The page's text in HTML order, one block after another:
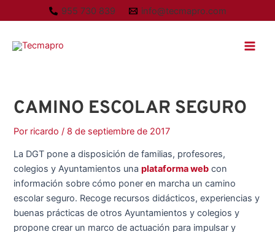
al
955 730 839 info@tecmapro.com
CAMINO ESCOLAR SEGURO
Por ricardo/ 8 de septiembre de 2017
La DGT pone a disposición de familias, profesores,
colegios y Ayuntamientos unaplataforma web con
información sobre cómo poner en marcha un camino
escolar seguro. Recoge recursos didácticos, experiencias y
buenas prácticas de otros Ayuntamientos y colegios y
propone crear un marco de actuación para impulsar y
c
o
s